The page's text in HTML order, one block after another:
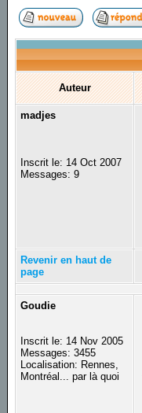
Auteur
madjes
Inscrit le: 14 Oct 2007
Messages: 9
Revenir en haut de
page
Goudie
Inscrit le: 14 Nov 2005
Messages: 3455
Localisation: Rennes,
Montréal... par là quoi